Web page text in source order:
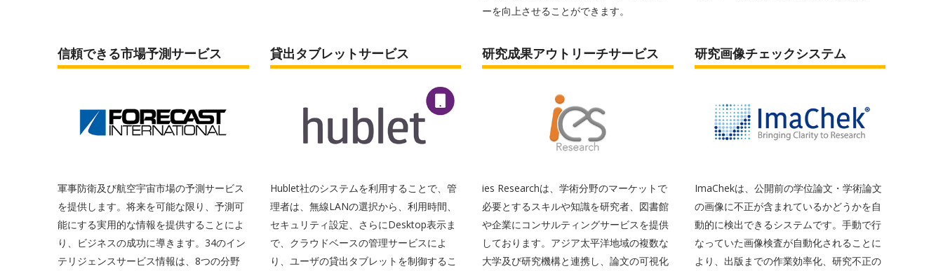
ーを向上させることができます。
信頼できる市場予測サービス
軍事防衛及び航空宇宙市場の予測サービス
を提供します。将来を可能な限り、予測可
能にする実用的な情報を提供することによ
り、ビジネスの成功に導きます。34のイン
テリジェンスサービス情報は、8つの分野
貸出タブレットサービス
Hublet社のシステムを利用することで、管
理者は、無線LANの選択から、利用時間、
セキュリティ設定、さらにDesktop表示ま
で、クラウドベースの管理サービスによ
り、ユーザの貸出タブレットを制御するこ
研究成果アウトリーチサービス
ies Researchは、学術分野のマーケットで
必要とするスキルや知識を研究者、図書館
や企業にコンサルティングサービスを提供
しております。アジア太平洋地域の複数な
大学及び研究機構と連携し、論文の可視化
研究画像チェックシステム
ImaChekは、公開前の学位論文・学術論文
の画像に不正が含まれているかどうかを自
動的に検出できるシステムです。手動で行
なっていた画像検査が自動化されることに
より、出版までの作業効率化、研究不正の